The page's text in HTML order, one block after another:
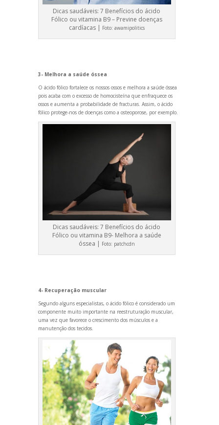
Dicas saudáveis: 7 Benefícios do ácido
Fólico ou vitamina B9 – Previne doenças
cardíacas | Foto: awamipolitics
3- Melhora a saúde óssea
O ácido fólico fortalece os nossos ossos e melhora a saúde óssea
pois acaba com o excesso de homocisteína que enfraquece os
ossos e aumenta a probabilidade de fracturas. Assim, o ácido
fólico protege-nos de doenças como a osteoporose, por exemplo.
Dicas saudáveis: 7 Benefícios do ácido
Fólico ou vitamina B9- Melhora a saúde
óssea | Foto: patchcdn
4- Recuperação muscular
Segundo alguns especialistas, o ácido fólico é considerado um
componente muito importante na reestruturação muscular,
uma vez que favorece o crescimento dos músculos e a
manutenção dos tecidos.